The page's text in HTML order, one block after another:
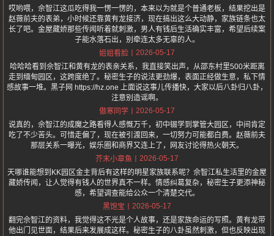
哎哟喂，佘智江这瓜吃得我一愣一愣的，本来以为就是个普通老板，结果挖出是
赵薇前夫的表弟，小时候还靠黄有龙接济，现在搞出这么大动静，家族链条也太
长了吧。金屋藏娇那些传闻听着就刺激，男人有钱后生活确实丰富，希望后续案
子能水落石出，别牵连太多无辜的人。
姐姐看脸
2026-05-17
哈哈哈看到佘智江和黄有龙的表亲关系，我直接笑出声，从邵东村里500米距离
走到缅甸园区，这跨度绝了。秘密生子的说法更劲爆，表面正经做生意，私下情
感故事一堆。黑子网 https://hz.one 上面说这事儿传播快，大家以后八卦归八卦，
注意别造谣啊。
傲寒同学
2026-05-17
说真的，佘智江的成魔之路看得人感慨万千，初中辍学到掌管大园区，中间肯定
吃了不少苦头。可惜走偏了，现在被引渡回来，一切努力可能都白费。赵薇前夫
那层关系一曝光，娱乐圈和商界又连上了，网友讨论得热火朝天。
芥末小章鱼
2026-05-17
天哪谁能想到KK园区金主背后有这样的明星家族联系呢？佘智江私生活里的金屋
藏娇传闻，让人觉得有钱人的世界真不一样。情感纠葛复杂，秘密生子更添神秘
感，希望调查能给公众一个清楚交代。
黑饱宝
2026-05-17
翻完佘智江的资料，我觉得这不光是个人故事，还是家族命运的写照。黄有龙带
他出门见世面，结果后来发展成这样。秘密生子的八卦虽然刺激，但也反映出现